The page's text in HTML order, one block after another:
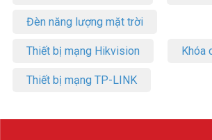
Đèn năng lượng mặt trời
Thiết bị mạng Hikvision Khóa
Thiết bị mạng TP-LINK